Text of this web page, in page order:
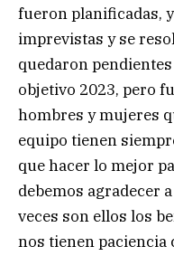
fueron planificadas,
imprevistas y se
quedaron
objetivo 2023, pero
hombres y mujeres
equipo tienen
que hacer lo mejor
debemos agradecer
veces son ellos los
nos tienen paciencia